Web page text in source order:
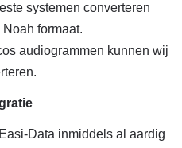
systemen converteren
formaat.
audiogrammen kunnen wij
Data inmiddels al aardig